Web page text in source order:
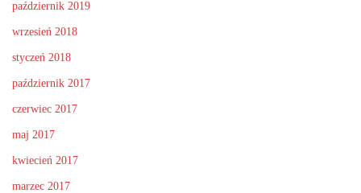
październik 2019
wrzesień 2018
styczeń 2018
październik 2017
czerwiec 2017
maj 2017
kwiecień 2017
marzec 2017